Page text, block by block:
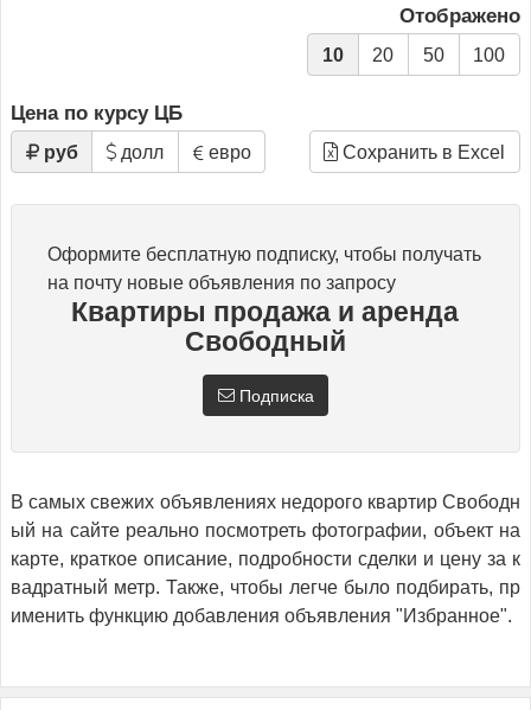
Отображено
10 20 50 100
Цена по курсу ЦБ
руб долл евро Сохранить в Excel
Оформите бесплатную подписку, чтобы получать
на почту новые объявления по запросу
Квартиры продажа и аренда
Свободный
Подписка
В самых свежих объявлениях недорого квартир Свободн
ый на сайте реально посмотреть фотографии, объект на
карте, краткое описание, подробности сделки и цену за к
вадратный метр. Также, чтобы легче было подбирать, пр
именить функцию добавления объявления "Избранное".